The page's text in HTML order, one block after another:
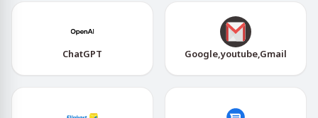
ChatGPT Google,youtube,Gmail